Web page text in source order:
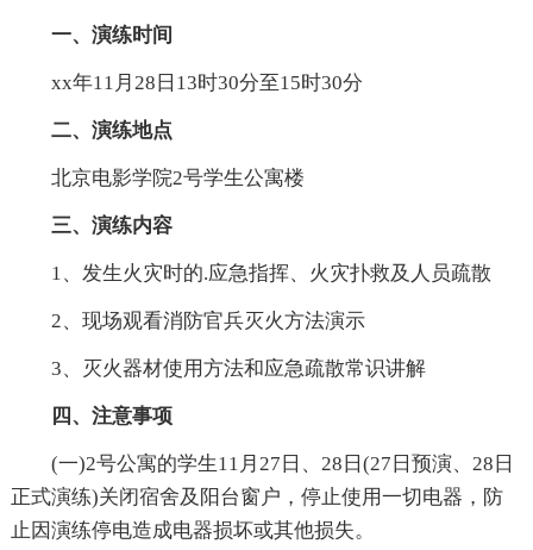
一、演练时间
xx年11月28日13时30分至15时30分
二、演练地点
北京电影学院2号学生公寓楼
三、演练内容
1、发生火灾时的.应急指挥、火灾扑救及人员疏散
2、现场观看消防官兵灭火方法演示
3、灭火器材使用方法和应急疏散常识讲解
四、注意事项
(一)2号公寓的学生11月27日、28日(27日预演、28日
正式演练)关闭宿舍及阳台窗户，停止使用一切电器，防
止因演练停电造成电器损坏或其他损失。